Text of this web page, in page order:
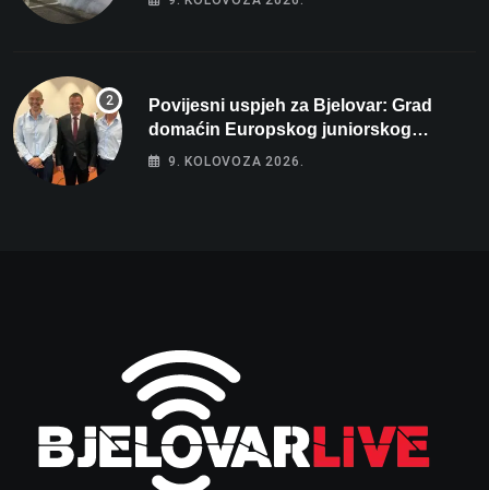
Povijesni uspjeh za Bjelovar: Grad
domaćin Europskog juniorskog
prvenstva u plivanju 2027!
9. KOLOVOZA 2026.